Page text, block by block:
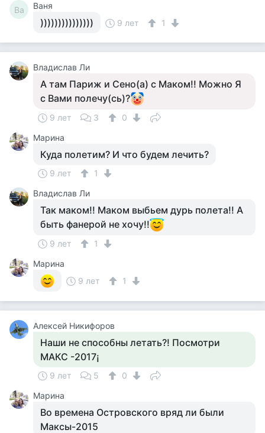
Ва Ваня
))))))))))))))) 9 лет 1
Владислав Ли
А там Париж и Сено(а) с Маком!! Можно Я
с Вами полечу(сь)?
9 лет 3
0
Марина
Куда полетим? И что будем лечить?
9 лет
1
Владислав Ли
Так маком!! Маком выбьем дурь полета!! А
быть фанерой не хочу!!
9 лет
1
Марина
9 лет
1
Алексей Никифоров
Наши не способны летать?! Посмотри
МАКС -2017¡
9 лет 5
0
Марина
Во времена Островского вряд ли были
Максы-2015